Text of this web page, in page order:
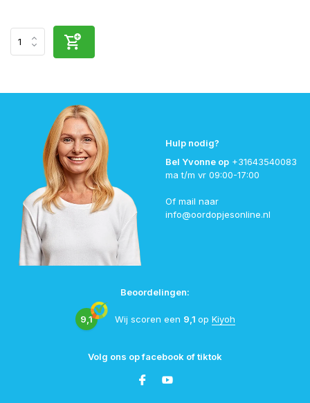
Hulp nodig?
Bel Yvonne op +31643540083
ma t/m vr 09:00-17:00
Of mail naar
info@oordopjesonline.nl
Beoordelingen:
9,1 Wij scoren een 9,1 op Kiyoh
Volg ons op facebook of tiktok